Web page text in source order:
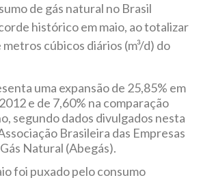
de gás natural no Brasil
histórico em maio, ao totalizar
cúbicos diários (m³/d) do
uma expansão de 25,85% em
e de 7,60% na comparação
segundo dados divulgados nesta
Brasileira das Empresas
Natural (Abegás).
foi puxado pelo consumo